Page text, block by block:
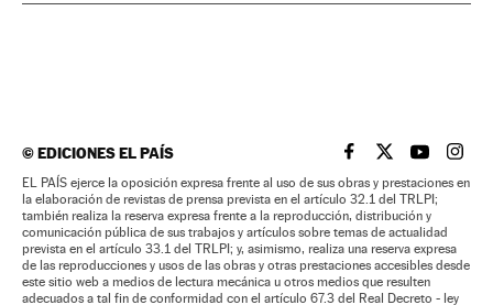
©EDICIONES EL PAÍS EL PAÍS BRASIL EN
EL PAÍSEL PAÍS
EL
EL PAÍS ejerce la oposición expresa frente al uso de sus obras y prestaciones en
la elaboración de revistas de prensa prevista en el artículo 32.1 del TRLPI;
también realiza la reserva expresa frente a la reproducción, distribución y
comunicación pública de sus trabajos y artículos sobre temas de actualidad
prevista en el artículo 33.1 del TRLPI; y, asimismo, realiza una reserva expresa
de las reproducciones y usos de las obras y otras prestaciones accesibles desde
este sitio web a medios de lectura mecánica u otros medios que resulten
adecuados a tal fin de conformidad con el artículo 67.3 del Real Decreto - ley